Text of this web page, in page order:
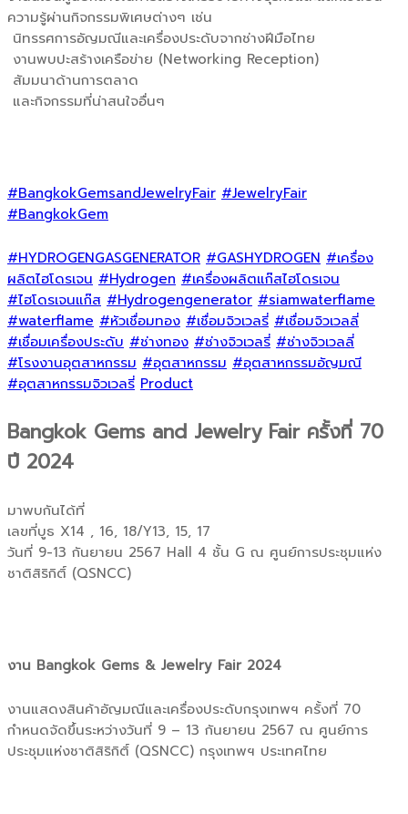
ความรู้ผ่านกิจกรรมพิเศษต่างๆ เช่น
นิทรรศการอัญมณีและเครื่องประดับจากช่างฝีมือไทย
งานพบปะสร้างเครือข่าย (Networking Reception)
สัมมนาด้านการตลาด
และกิจกรรมที่น่าสนใจอื่นๆ
#BangkokGemsandJewelryFair #JewelryFair
#BangkokGem
#HYDROGENGASGENERATOR #GASHYDROGEN #เครื่อง
ผลิตไฮโดรเจน #Hydrogen #เครื่องผลิตแก๊สไฮโดรเจน
#ไฮโดรเจนแก๊ส #Hydrogengenerator #siamwaterflame
#waterflame #หัวเชื่อมทอง #เชื่อมจิวเวลรี่ #เชื่อมจิวเวลลี่
#เชื่อมเครื่องประดับ #ช่างทอง #ช่างจิวเวลรี่ #ช่างจิวเวลลี่
#โรงงานอุตสาหกรรม #อุตสาหกรรม #อุตสาหกรรมอัญมณี
#อุตสาหกรรมจิวเวลรี่ Product
Bangkok Gems and Jewelry Fair ครั้งที่ 70
ปี 2024
มาพบกันได้ที่
เลขที่บูธ X14 , 16, 18/Y13, 15, 17
วันที่ 9-13 กันยายน 2567 Hall 4 ชั้น G ณ ศูนย์การประชุมแห่ง
ชาติสิริกิติ์ (QSNCC)
งาน Bangkok Gems & Jewelry Fair 2024
งานแสดงสินค้าอัญมณีและเครื่องประดับกรุงเทพฯ ครั้งที่ 70
กำหนดจัดขึ้นระหว่างวันที่ 9 – 13 กันยายน 2567 ณ ศูนย์การ
ประชุมแห่งชาติสิริกิติ์ (QSNCC) กรุงเทพฯ ประเทศไทย